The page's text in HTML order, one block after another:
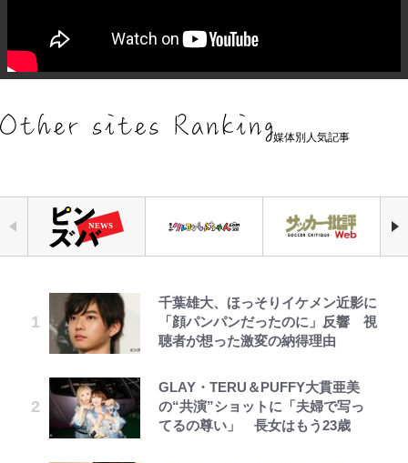
媒体別人気記事
千葉雄大、ほっそりイケメン近影に
「顔パンパンだったのに」反響 視
聴者が想った激変の納得理由
GLAY・TERU＆PUFFY大貫亜美
の“共演”ショットに「夫婦で写っ
てるの尊い」 長女はもう23歳
えびめしの流儀
でっかい男になりたいゾ
｢なんじゃこりゃあああ！｣本田圭
佑の古巣ミラン、漆黒×蛍光レッド
の超絶クールな新サードユニに世界
ゃかっけえわ｣
浦和と千葉の首をかしげる主力放
公式-ヒロインが来る前に妊娠しま
した~詰んだはずの悪役令嬢です
が、どうやら違うようです~ 第1話
公式-冒険家になろう! ~スキルボー
ドでダンジョン攻略~ 第65話(1)
錦織一清の写真集はなぜ私服なの
か…高級ブランドをやめ等身大の自
分を表現する現在「ちゃんとおじい
藤原紀香が23年間続けるボランテ
ィア活動の原動力は…「偽善者だ」
【キャンプ自己啓発】増えすぎたギ
アを棚卸し！ “ウルトラライト” 目
指した「自分スタイル」再構築でわ
とは
荒々しい「火山帯」の一端にいるこ
空の轍と大地の雲と 第1回
第3回 出版までの道のり・その2
「自分の絵ごと、このジャンルはそ
ろそろ終わりかな」江口寿史が炎上
を経て樋口毅宏に語ったこと
映画『ちいかわ』入場者特典「第２
弾」がスタート！まさかの人気アイ
テムに称賛続々「豪華すぎる！」